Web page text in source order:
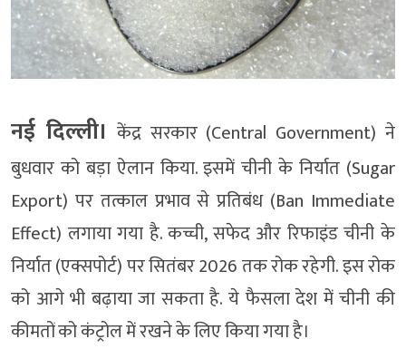
नई दिल्ली। केंद्र सरकार (Central Government) ने
बुधवार को बड़ा ऐलान किया. इसमें चीनी के निर्यात (Sugar
Export) पर तत्काल प्रभाव से प्रतिबंध (Ban Immediate
Effect) लगाया गया है. कच्ची, सफेद और रिफाइंड चीनी के
निर्यात (एक्सपोर्ट) पर सितंबर 2026 तक रोक रहेगी. इस रोक
को आगे भी बढ़ाया जा सकता है. ये फैसला देश में चीनी की
कीमतों को कंट्रोल में रखने के लिए किया गया है।